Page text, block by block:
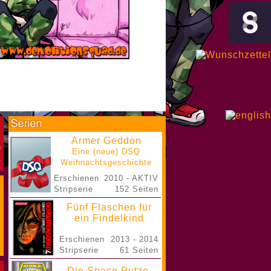
Armer Geddon
Eine (neue) DSQ
Weihnachtsgeschichte
Erschienen
Stripserie
2010 - AKTIV
152 Seiten
Fünf Flaschen für
ein Findelkind
Erschienen
Stripserie
2013 - 2014
61 Seiten